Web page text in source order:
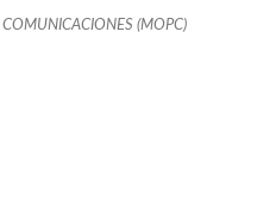
(MOPC)